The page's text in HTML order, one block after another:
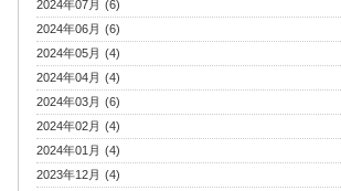
2024年07月 (6)
2024年06月 (6)
2024年05月 (4)
2024年04月 (4)
2024年03月 (6)
2024年02月 (4)
2024年01月 (4)
2023年12月 (4)